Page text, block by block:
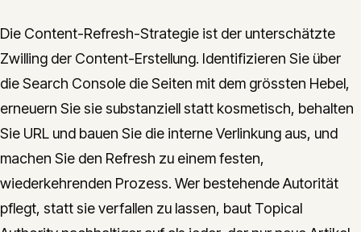
Die Content-Refresh-Strategie ist der unterschätzte
Zwilling der Content-Erstellung. Identifizieren Sie über
die Search Console die Seiten mit dem grössten Hebel,
erneuern Sie sie substanziell statt kosmetisch, behalten
Sie URL und bauen Sie die interne Verlinkung aus, und
machen Sie den Refresh zu einem festen,
wiederkehrenden Prozess. Wer bestehende Autorität
pflegt, statt sie verfallen zu lassen, baut Topical